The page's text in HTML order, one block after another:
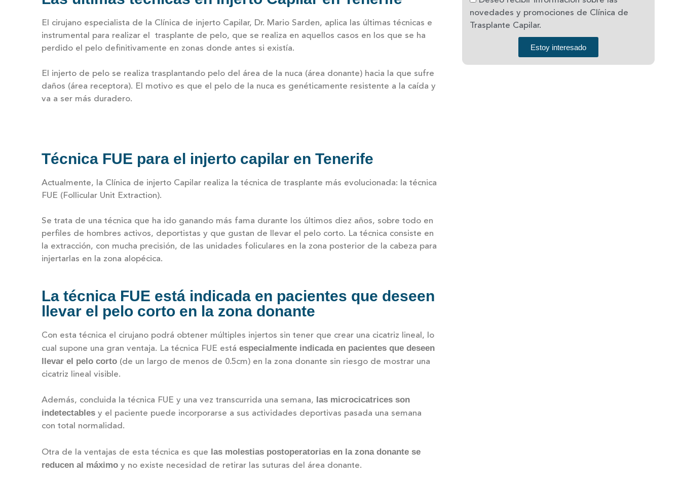
El cirujano especialista de la Clínica de injerto Capilar, Dr. Mario Sarden, aplica las últimas técnicas e
instrumental para realizar el trasplante de pelo, que se realiza en aquellos casos en los que se ha
perdido el pelo definitivamente en zonas donde antes si existía.
El injerto de pelo se realiza trasplantando pelo del área de la nuca (área donante) hacia la que sufre
daños (área receptora). El motivo es que el pelo de la nuca es genéticamente resistente a la caída y
va a ser más duradero.
Técnica FUE para el injerto capilar en Tenerife
Actualmente, la Clínica de injerto Capilar realiza la técnica de trasplante más evolucionada: la técnica
FUE (Follicular Unit Extraction).
Se trata de una técnica que ha ido ganando más fama durante los últimos diez años, sobre todo en
perfiles de hombres activos, deportistas y que gustan de llevar el pelo corto. La técnica consiste en
la extracción, con mucha precisión, de las unidades foliculares en la zona posterior de la cabeza para
injertarlas en la zona alopécica.
La técnica FUE está indicada en pacientes que deseen
llevar el pelo corto en la zona donante
Con esta técnica el cirujano podrá obtener múltiples injertos sin tener que crear una cicatriz lineal, lo
cual supone una gran ventaja. La técnica FUE está especialmente indicada en pacientes que deseen
llevar el pelo corto (de un largo de menos de 0.5cm) en la zona donante sin riesgo de mostrar una
cicatriz lineal visible.
Además, concluida la técnica FUE y una vez transcurrida una semana, las microcicatrices son
indetectables y el paciente puede incorporarse a sus actividades deportivas pasada una semana
con total normalidad.
Otra de la ventajas de esta técnica es que las molestias postoperatorias en la zona donante se
reducen al máximo y no existe necesidad de retirar las suturas del área donante.
novedades y promociones de Clínica de
Trasplante Capilar.
Estoy interesado